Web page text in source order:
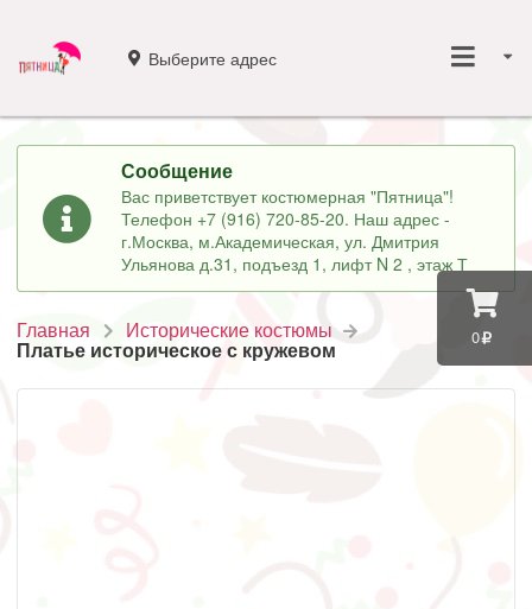
0
Выберите адрес
Сообщение
Вас приветствует костюмерная "Пятница"!
Телефон +7 (916) 720-85-20. Наш адрес -
г.Москва, м.Академическая, ул. Дмитрия
Ульянова д.31, подъезд 1, лифт N 2 , этаж Т
Главная Исторические костюмы
Платье историческое с кружевом